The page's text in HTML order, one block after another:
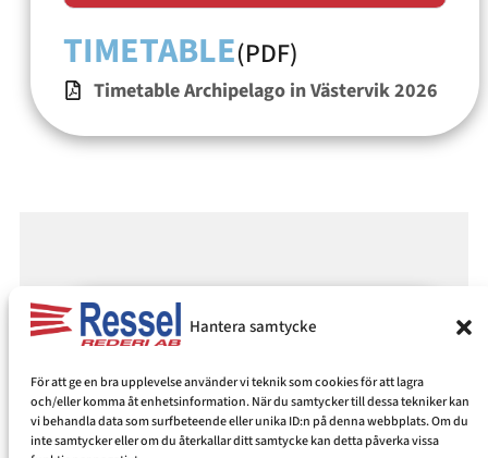
Hantera samtycke
För att ge en bra upplevelse använder vi teknik som cookies för att lagra
och/eller komma åt enhetsinformation. När du samtycker till dessa tekniker kan
vi behandla data som surfbeteende eller unika ID:n på denna webbplats. Om du
inte samtycker eller om du återkallar ditt samtycke kan detta påverka vissa
TIMETABLE(PDF)
Timetable Archipelago in Västervik 2026
About the archipelago
traffic in Västervik
Experience the Västervik